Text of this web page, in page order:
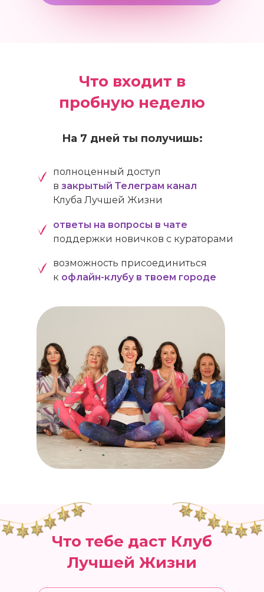
полноценный доступ
в закрытый Телеграм канал
Клуба Лучшей Жизни
ответы на вопросы в чате
поддержки новичков с кураторами
возможность присоединиться
к офлайн-клубу в твоем городе
Что входит в
пробную неделю
На 7 дней ты получишь:
Что тебе даст Клуб
Лучшей Жизни